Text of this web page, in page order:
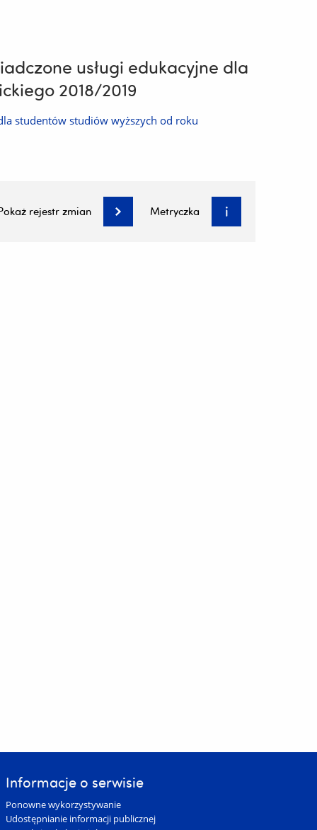
usługi edukacyjne dla
2018/2019
studentów studiów wyższych od roku
rejestr zmian Metryczka
Informacje o serwisie
Ponowne wykorzystywanie
Udostępnianie informacji publicznej